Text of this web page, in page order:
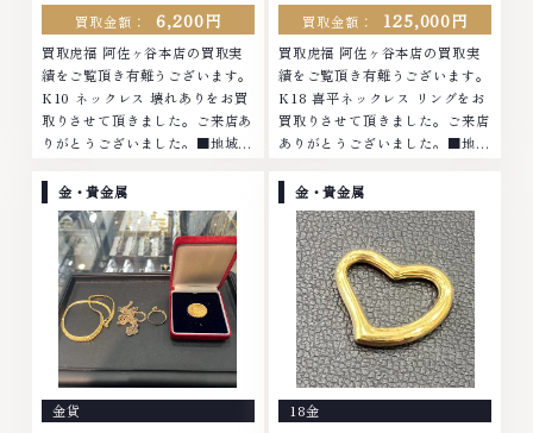
買取金額：
6,200円
買取虎福 阿佐ヶ谷本店の買取実
績をご覧頂き有難うございます。
K10 ネックレス 壊れありをお買
取りさせて頂きました。ご来店あ
りがとうございました。■地域買
モンド ブランド品 ブランド衣類
お酒買取りのことなら、お任せく
ださいなかでも金・プラチナ等の
アクセサリー・貴金属・宝石・ダ
イヤモンド・ジュエリーや ブラ
ンド品・時計等は特に自信を持っ
て、高額査定を実現しておりま
す。 古くて使わなくなってしま
ったアクセサリー、動かなくなっ
てしまった腕時計、多くのお品物
の高価買取りを実現しており、他
買取金額：
125,000円
買取虎福 阿佐ヶ谷本店の買取実
績をご覧頂き有難うございます。
K18 喜平ネックレス リングをお
買取りさせて頂きました。ご来店
ありがとうございました。■地域
ヤモンド ブランド品 ブランド衣
類 お酒買取りのことなら、お任
せくださいなかでも金・プラチナ
等のアクセサリー・貴金属・宝
石・ダイヤモンド・ジュエリーや
ブランド品・時計等は特に自信を
持って、高額査定を実現しており
ます。 古くて使わなくなってし
まったアクセサリー、動かなくな
ってしまった腕時計、多くのお品
物の高価買取りを実現しており、
金・貴金属
金貨
金・貴金属
18金